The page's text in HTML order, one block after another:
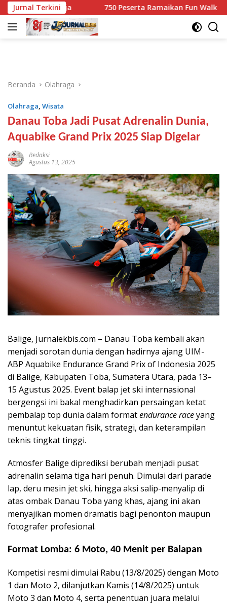
Langsung
ke
konten
Jurnal Terkini
Ganja 750 Peserta Ramaikan Fun Walk RINJANI BI
Beranda Olahraga
Olahraga, Wisata
Danau Toba Jadi Pusat Adrenalin Dunia,
Aquabike Grand Prix 2025 Siap Digelar
Redaksi
Agustus 13, 2025
Balige, Jurnalekbis.com – Danau Toba kembali akan
menjadi sorotan dunia dengan hadirnya ajang UIM-
ABP Aquabike Endurance Grand Prix of Indonesia 2025
di Balige, Kabupaten Toba, Sumatera Utara, pada 13–
15 Agustus 2025. Event balap jet ski internasional
bergengsi ini bakal menghadirkan persaingan ketat
pembalap top dunia dalam formatendurance raceyang
menuntut kekuatan fisik, strategi, dan keterampilan
teknis tingkat tinggi.
Atmosfer Balige diprediksi berubah menjadi pusat
adrenalin selama tiga hari penuh. Dimulai dari parade
lap, deru mesin jet ski, hingga aksi salip-menyalip di
atas ombak Danau Toba yang khas, ajang ini akan
menyajikan momen dramatis bagi penonton maupun
fotografer profesional.
Format Lomba: 6 Moto, 40 Menit per Balapan
Kompetisi resmi dimulai Rabu (13/8/2025) dengan Moto
1 dan Moto 2, dilanjutkan Kamis (14/8/2025) untuk
Moto 3 dan Moto 4, serta penentuan juara melalui